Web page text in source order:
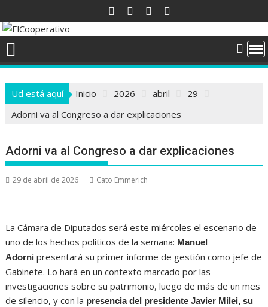
al
contenido
Ud está aquí Inicio 2026 abril
29
Adorni va al Congreso a dar explicaciones
Adorni va al Congreso a dar explicaciones
29 de abril de 2026 Cato Emmerich
La Cámara de Diputados será este miércoles el escenario de
uno de los hechos políticos de la semana: Manuel
Adornipresentará su primer informe de gestión como jefe de
Gabinete. Lo hará en un contexto marcado por las
investigaciones sobre su patrimonio, luego de más de un mes
de silencio, y con la presencia del presidente Javier Milei, su